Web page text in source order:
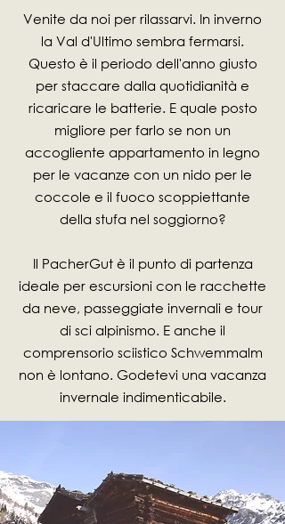
Venite da noi per rilassarvi. In inverno
la Val d'Ultimo sembra fermarsi.
Questo è il periodo dell'anno giusto
per staccare dalla quotidianità e
ricaricare le batterie. E quale posto
migliore per farlo se non un
accogliente appartamento in legno
per le vacanze con un nido per le
coccole e il fuoco scoppiettante
della stufa nel soggiorno?
Il PacherGut è il punto di partenza
ideale per escursioni con le racchette
da neve, passeggiate invernali e tour
di sci alpinismo. E anche il
comprensorio sciistico Schwemmalm
non è lontano. Godetevi una vacanza
invernale indimenticabile.